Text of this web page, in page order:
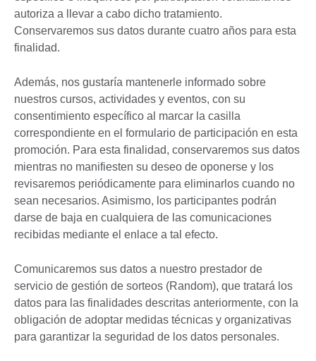
autoriza a llevar a cabo dicho tratamiento.
Conservaremos sus datos durante cuatro años para esta
finalidad.
Además, nos gustaría mantenerle informado sobre
nuestros cursos, actividades y eventos, con su
consentimiento específico al marcar la casilla
correspondiente en el formulario de participación en esta
promoción. Para esta finalidad, conservaremos sus datos
mientras no manifiesten su deseo de oponerse y los
revisaremos periódicamente para eliminarlos cuando no
sean necesarios. Asimismo, los participantes podrán
darse de baja en cualquiera de las comunicaciones
recibidas mediante el enlace a tal efecto.
Comunicaremos sus datos a nuestro prestador de
servicio de gestión de sorteos (Random), que tratará los
datos para las finalidades descritas anteriormente, con la
obligación de adoptar medidas técnicas y organizativas
para garantizar la seguridad de los datos personales.